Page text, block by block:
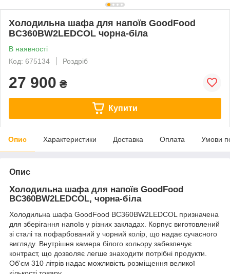
Холодильна шафа для напоїв GoodFood
BC360BW2LEDCOL чорна-біла
В наявності
Код: 675134
Роздріб
27 900 ₴
Купити
Опис Характеристики Доставка Оплата Умови
Опис
Холодильна шафа для напоїв GoodFood
BC360BW2LEDCOL, чорна-біла
Холодильна шафа GoodFood BC360BW2LEDCOL призначена
для зберігання напоїв у різних закладах. Корпус виготовлений
зі сталі та пофарбований у чорний колір, що надає сучасного
вигляду. Внутрішня камера білого кольору забезпечує
контраст, що дозволяє легше знаходити потрібні продукти.
Об'єм 310 літрів надає можливість розміщення великої